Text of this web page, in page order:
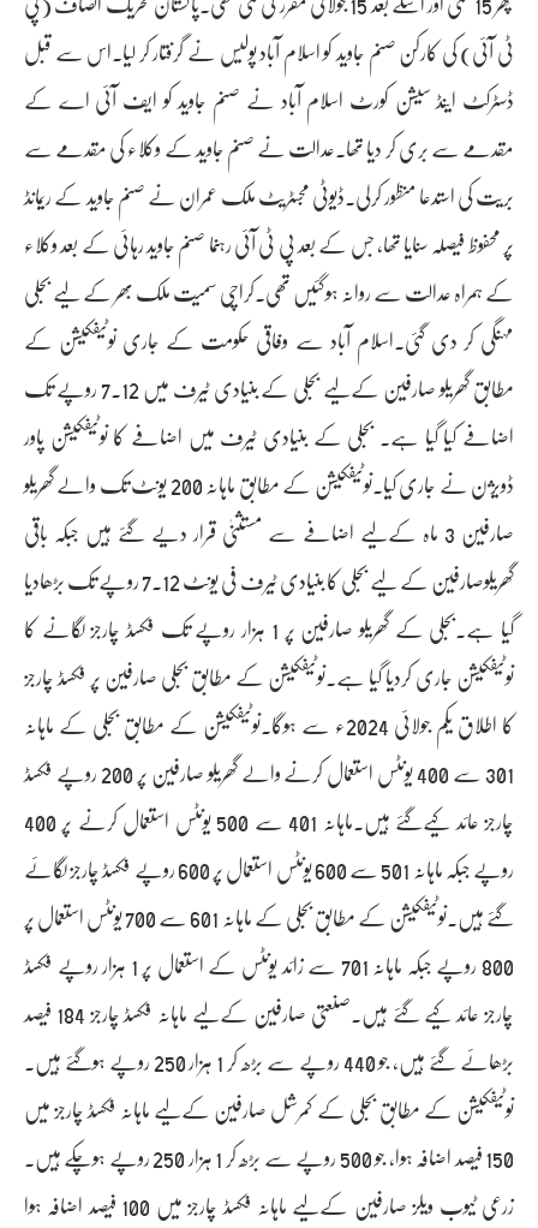
ٹی آئی) کی کارکن صنم جاوید کو اسلام آباد پولیس نے گرفتار کر لیا۔اس سے قبل
ڈسٹرکٹ اینڈ سیشن کورٹ اسلام آباد نے صنم جاوید کو ایف آئی اے کے
مقدمے سے بری کر دیا تھا۔عدالت نے صنم جاوید کے وکلاء کی مقدمے سے
بریت کی استدعا منظور کرلی۔ڈیوٹی مجسٹریٹ ملک عمران نے صنم جاوید کے ریمانڈ
پر محفوظ فیصلہ سنایا تھا، جس کے بعد پی ٹی آئی رہنما صنم جاوید رہائی کے بعد وکلاء
کے ہمراہ عدالت سے روانہ ہوگئیں تھی۔کراچی سمیت ملک بھر کے لیے بجلی
مہنگی کر دی گئی۔اسلام آباد سے وفاقی حکومت کے جاری نوٹیفکیشن کے
مطابق گھریلو صارفین کےلیے بجلی کے بنیادی ٹیرف میں 7.12 روپے تک
اضافے کیا گیا ہے۔ بجلی کے بنیادی ٹیرف میں اضافے کا نوٹیفکیشن پاور
ڈویژن نے جاری کیا۔نوٹیفکیشن کے مطابق ماہانہ 200 یونٹ تک والے گھریلو
صارفین 3 ماہ کےلیے اضافے سے مستثنیٰ قرار دیے گئے ہیں جبکہ باقی
گھریلوصارفین کے لیے بجلی کا بنیادی ٹیرف فی یونٹ 7.12 روپے تک بڑھادیا
گیا ہے۔بجلی کے گھریلو صارفین پر 1 ہزار روپے تک فکسڈ چارجز لگانے کا
نوٹیفکیشن جاری کردیا گیا ہے۔نوٹیفکیشن کے مطابق بجلی صارفین پر فکسڈ چارجز
کا اطلاق یکم جولائی 2024ء سے ہوگا۔نوٹیفکیشن کے مطابق بجلی کے ماہانہ
301 سے 400 یونٹس استعمال کرنے والے گھریلو صارفین پر 200 روپے فکسڈ
چارجز عائد کیےگئے ہیں۔ماہانہ 401 سے 500 یونٹس استعمال کرنے پر 400
روپے جبکہ ماہانہ 501 سے 600 یونٹس استعمال پر 600 روپے فکسڈ چارجز لگائے
گئے ہیں۔نوٹیفکیشن کے مطابق بجلی کے ماہانہ 601 سے 700 یونٹس استعمال پر
800 روپے جبکہ ماہانہ 701 سے زائد یونٹس کے استعمال پر 1 ہزار روپے فکسڈ
چارجز عائد کیے گئے ہیں۔صنعتی صارفین کےلیے ماہانہ فکسڈ چارجز 184 فیصد
بڑھائے گئے ہیں، جو 440 روپے سے بڑھ کر 1 ہزار 250 روپے ہوگئے ہیں۔
نوٹیفکیشن کے مطابق بجلی کے کمرشل صارفین کےلیے ماہانہ فکسڈ چارجز میں
150 فیصد اضافہ ہوا، جو 500 روپے سے بڑھ کر 1 ہزار 250 روپے ہوچکے ہیں۔
زرعی ٹیوب ویلز صارفین کےلیے ماہانہ فکسڈ چارجز میں 100 فیصد اضافہ ہوا